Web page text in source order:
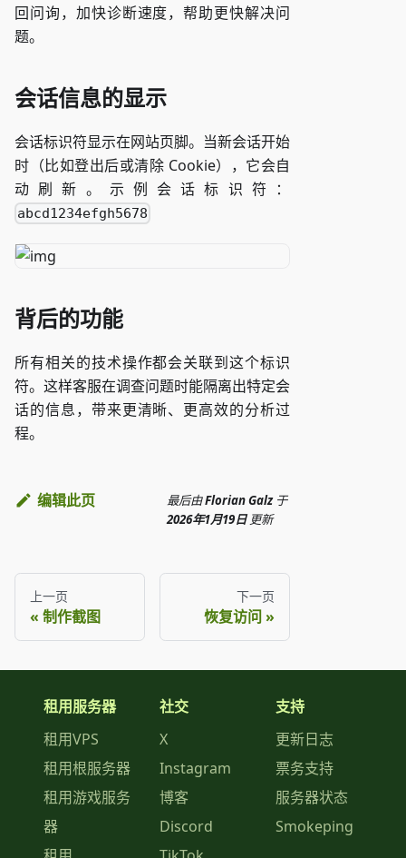
回问询，加快诊断速度，帮助更快解决问
题。
会话信息的显示
会话标识符显示在网站页脚。当新会话开始
时（比如登出后或清除 Cookie），它会自
动刷新。示例会话标识符：
abcd1234efgh5678
背后的功能
所有相关的技术操作都会关联到这个标识
符。这样客服在调查问题时能隔离出特定会
话的信息，带来更清晰、更高效的分析过
程。
编辑此页 最后由Florian Galz 于
2026年1月19日 更新
上一页
制作截图
下一页
恢复访问
租用服务器
租用VPS
租用根服务器
租用游戏服务
器
社交
X
Instagram
博客
Discord
支持
更新日志
票务支持
服务器状态
Smokeping